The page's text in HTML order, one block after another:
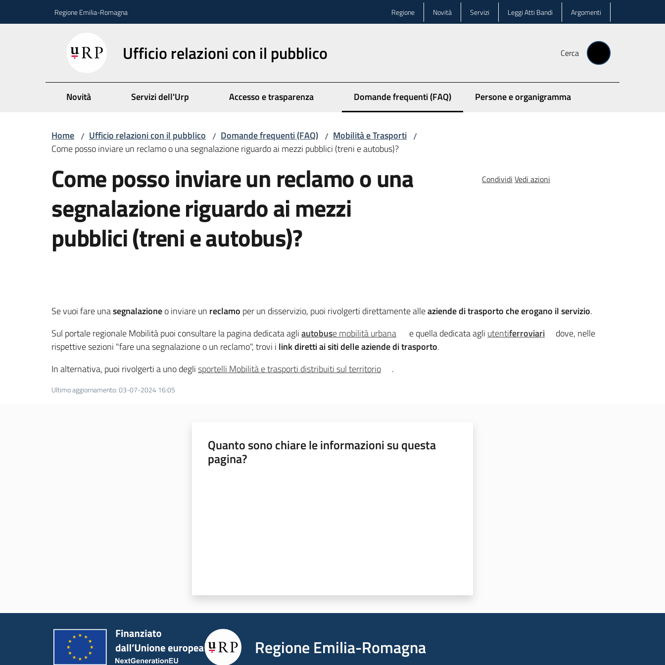
Regione Emilia-Romagna Regione Novità Servizi Leggi Atti Bandi Argomenti
Ufficio relazioni con il pubblico Cerca
Novità Servizi dell'Urp Accesso e trasparenza Domande frequenti (FAQ)
Menu selezionato Persone e organigramma
Home / Ufficio relazioni con il pubblico / Domande frequenti (FAQ) / Mobilità e Trasporti /
Come posso inviare un reclamo o una segnalazione riguardo ai mezzi pubblici (treni e autobus)?
Come posso inviare un reclamo o una
segnalazione riguardo ai mezzi
pubblici (treni e autobus)?
Condividi Vedi azioni
Se vuoi fare unasegnalazioneo inviare un reclamo per un disservizio, puoi rivolgerti direttamente alleaziende di trasporto che erogano il servizio.
Sul portale regionale Mobilità puoi consultare la pagina dedicata agliautobuse mobilità urbana e quella dedicata agli utentiferroviari
dove, nelle
rispettive sezioni "fare una segnalazione o un reclamo", trovi i link diretti ai siti delle aziende di trasporto.
In alternativa, puoi rivolgerti a uno degli sportelli Mobilità e trasporti distribuiti sul territorio .
Ultimo aggiornamento:03-07-2024 16:05
Quanto sono chiare le informazioni su questa
pagina?
Regione Emilia-Romagna